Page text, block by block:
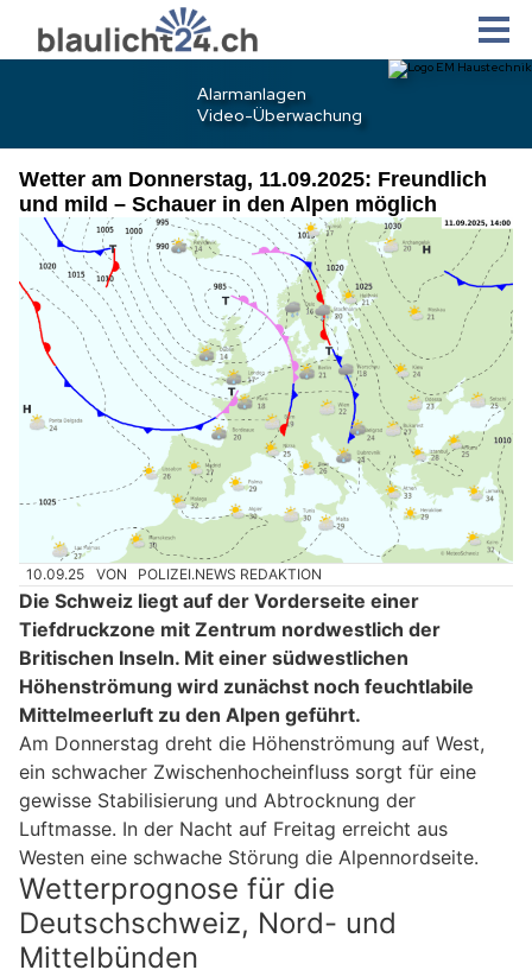
Wetter am Donnerstag, 11.09.2025: Freundlich
und mild – Schauer in den Alpen möglich
10.09.25 VON POLIZEI.NEWS REDAKTION
Die Schweiz liegt auf der Vorderseite einer
Tiefdruckzone mit Zentrum nordwestlich der
Britischen Inseln. Mit einer südwestlichen
Höhenströmung wird zunächst noch feuchtlabile
Mittelmeerluft zu den Alpen geführt.
Am Donnerstag dreht die Höhenströmung auf West,
ein schwacher Zwischenhocheinfluss sorgt für eine
gewisse Stabilisierung und Abtrocknung der
Luftmasse. In der Nacht auf Freitag erreicht aus
Westen eine schwache Störung die Alpennordseite.
Wetterprognose für die
Deutschschweiz, Nord- und
Mittelbünden